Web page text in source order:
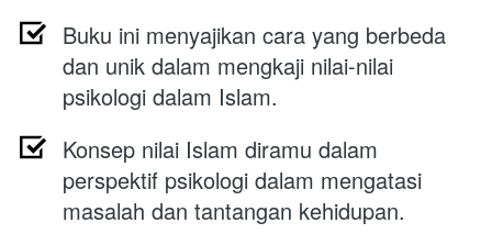
Buku ini menyajikan cara yang berbeda
dan unik dalam mengkaji nilai-nilai
psikologi dalam Islam.
Konsep nilai Islam diramu dalam
perspektif psikologi dalam mengatasi
masalah dan tantangan kehidupan.